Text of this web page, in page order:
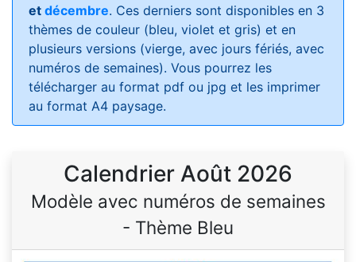
et décembre. Ces derniers sont disponibles en 3
thèmes de couleur (bleu, violet et gris) et en
plusieurs versions (vierge, avec jours fériés, avec
numéros de semaines). Vous pourrez les
télécharger au format pdf ou jpg et les imprimer
au format A4 paysage.
Calendrier Août 2026
Modèle avec numéros de semaines
- Thème Bleu